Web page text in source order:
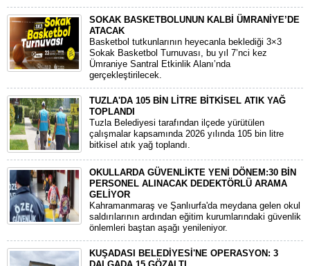
SOKAK BASKETBOLUNUN KALBİ ÜMRANİYE’DE
ATACAK
Basketbol tutkunlarının heyecanla beklediği 3×3
Sokak Basketbol Turnuvası, bu yıl 7’nci kez
Ümraniye Santral Etkinlik Alanı’nda
gerçekleştirilecek.
TUZLA'DA 105 BİN LİTRE BİTKİSEL ATIK YAĞ
TOPLANDI
Tuzla Belediyesi tarafından ilçede yürütülen
çalışmalar kapsamında 2026 yılında 105 bin litre
bitkisel atık yağ toplandı.
OKULLARDA GÜVENLİKTE YENİ DÖNEM:30 BİN
PERSONEL ALINACAK DEDEKTÖRLÜ ARAMA
GELİYOR
​Kahramanmaraş ve Şanlıurfa'da meydana gelen okul
saldırılarının ardından eğitim kurumlarındaki güvenlik
önlemleri baştan aşağı yenileniyor.
KUŞADASI BELEDİYESİ'NE OPERASYON: 3